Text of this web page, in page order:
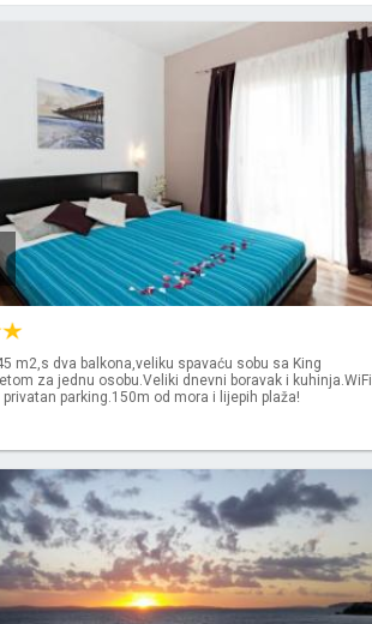
m2,s dva balkona,veliku spavaću sobu sa King
za jednu osobu.Veliki dnevni boravak i kuhinja.WiFi
parking.150m od mora i lijepih plaža!